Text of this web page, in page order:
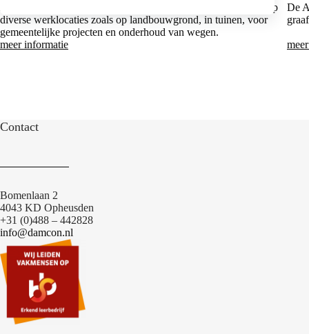
De Atlas minigraver AC 08B, is ideaal voor werkzaamheden op
diverse werklocaties zoals op landbouwgrond, in tuinen, voor
gemeentelijke projecten en onderhoud van wegen.
meer informatie
De
Contact
Bomenlaan 2
4043 KD Opheusden
+31 (0)488 – 442828
info@damcon.nl